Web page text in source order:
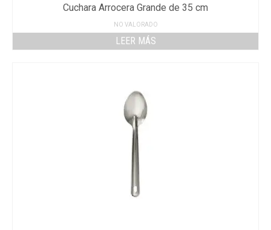
Cuchara Arrocera Grande de 35 cm
NO VALORADO
LEER MÁS